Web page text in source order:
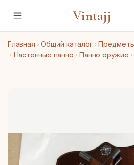
Vintajj
Главная Общий каталог
Настенные панно
Панно оружие